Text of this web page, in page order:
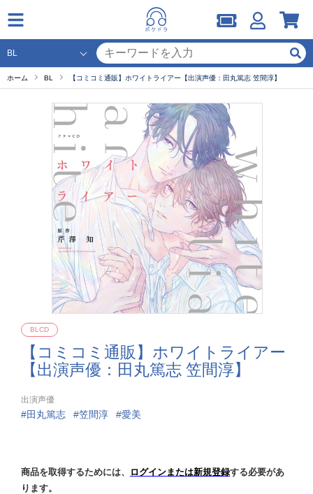
ホーム BL 【コミコミ通販】ホワイトライアー【出演声優：田丸篤志 笠間淳】
【コミコミ通販】ホワイトライアー
【出演声優：田丸篤志 笠間淳】
BLCD
出演声優
田丸篤志 笠間淳 愛美
商品を取得するためには、 ログインまたは新規登録する必要があ
ります。